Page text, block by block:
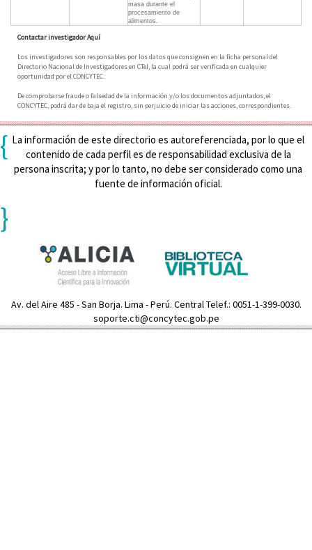
masa durante el
procesamiento de
alimentos.
Contactar investigador Aquí
Los investigadores son responsables por los datos que consignen en la ficha personal del
Directorio Nacional de Investigadores en CTeI, la cual podrá ser verificada en cualquier
oportunidad por el CONCYTEC.
De comprobarse fraude o falsedad de la información y/o los documentos adjuntados, el
CONCYTEC, podrá dar de baja el registro, sin perjuicio de iniciar las acciones, correspondientes.
{ La información de este directorio es autoreferenciada, por lo que el
contenido de cada perfil es de responsabilidad exclusiva de la
persona inscrita; y por lo tanto, no debe ser considerado como una
fuente de información oficial.
}
Av. del Aire 485 - San Borja. Lima - Perú. Central Telef.: 0051-1-399-0030.
soporte.cti@concytec.gob.pe